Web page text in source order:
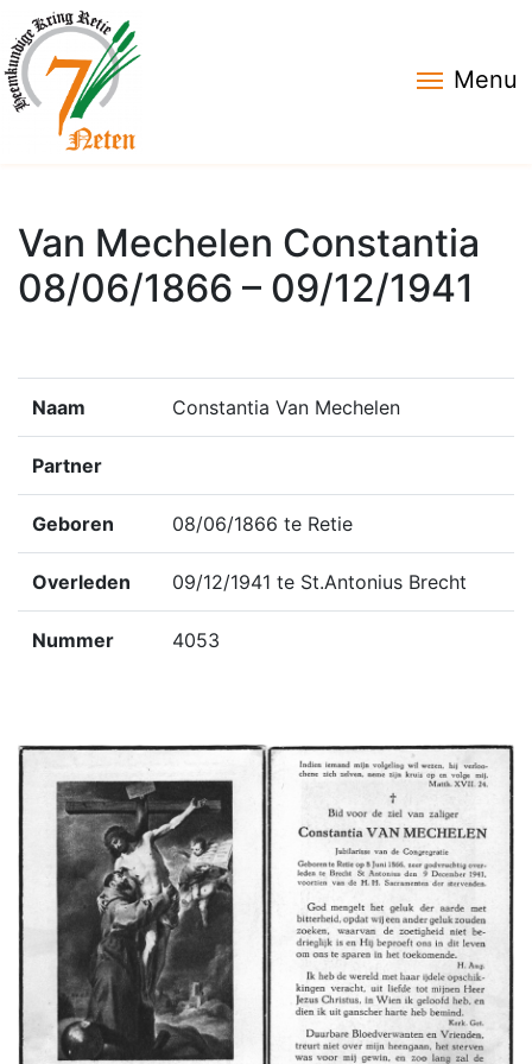
Menu
Van Mechelen Constantia
08/06/1866 – 09/12/1941
Naam Constantia Van Mechelen
Partner
Geboren 08/06/1866 te Retie
Overleden 09/12/1941 te St.Antonius Brecht
Nummer 4053